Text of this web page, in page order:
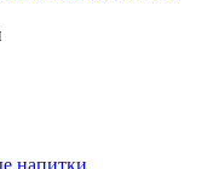
напитки